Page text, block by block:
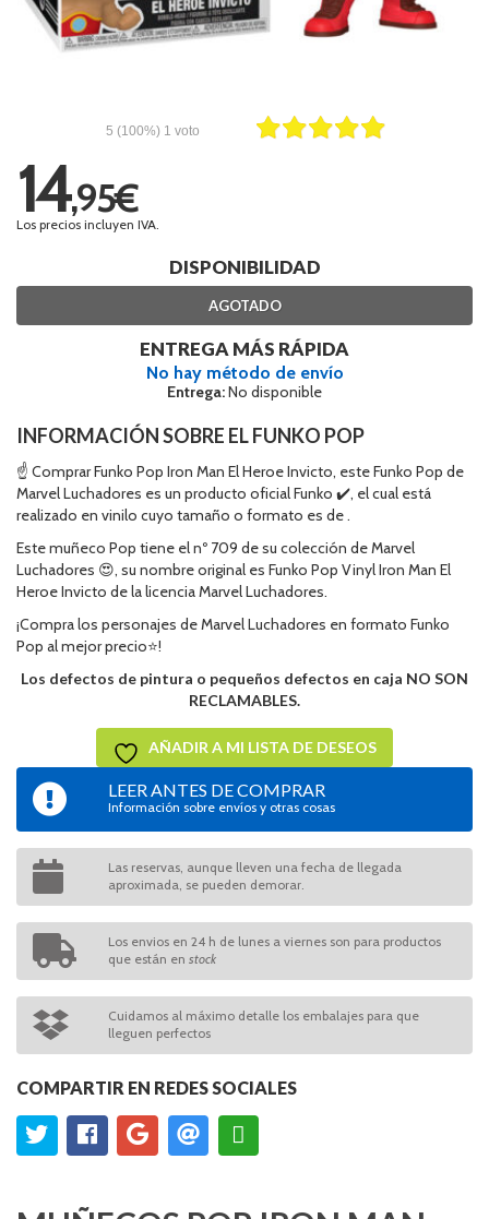
5 (100%) 1 voto
14,95€
Los precios incluyen IVA.
DISPONIBILIDAD
AGOTADO
ENTREGA MÁS RÁPIDA
No hay método de envío
Entrega:No disponible
INFORMACIÓN SOBRE EL FUNKO POP
☝ Comprar Funko Pop Iron Man El Heroe Invicto, este Funko Pop de
Marvel Luchadores es un producto oficial Funko ✔️, el cual está
realizado en vinilo cuyo tamaño o formato es de .
Este muñeco Pop tiene el nº 709 de su colección de Marvel
Luchadores 😍, su nombre original es Funko Pop Vinyl Iron Man El
Heroe Invicto de la licencia Marvel Luchadores.
¡Compra los personajes de Marvel Luchadores en formato Funko
Pop al mejor precio⭐!
Los defectos de pintura o pequeños defectos en caja NO SON
RECLAMABLES.
AÑADIR A MI LISTA DE DESEOS
LEER ANTES DE COMPRAR
Información sobre envíos y otras cosas
Las reservas, aunque lleven una fecha de llegada
aproximada, se pueden demorar.
Los envios en 24 h de lunes a viernes son para productos
que están en stock
Cuidamos al máximo detalle los embalajes para que
lleguen perfectos
COMPARTIR EN REDES SOCIALES